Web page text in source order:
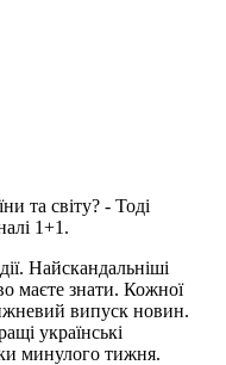
та світу? - Тоді
1+1.
Найскандальніші
маєте знати. Кожної
випуск новин.
українські
минулого тижня.